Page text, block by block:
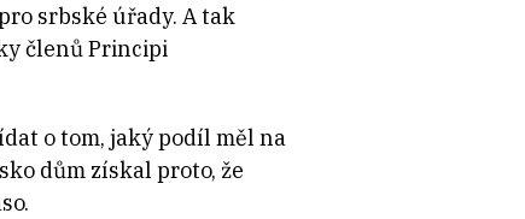
srbské úřady. A tak
členů Principi
o tom, jaký podíl měl na
dům získal proto, že